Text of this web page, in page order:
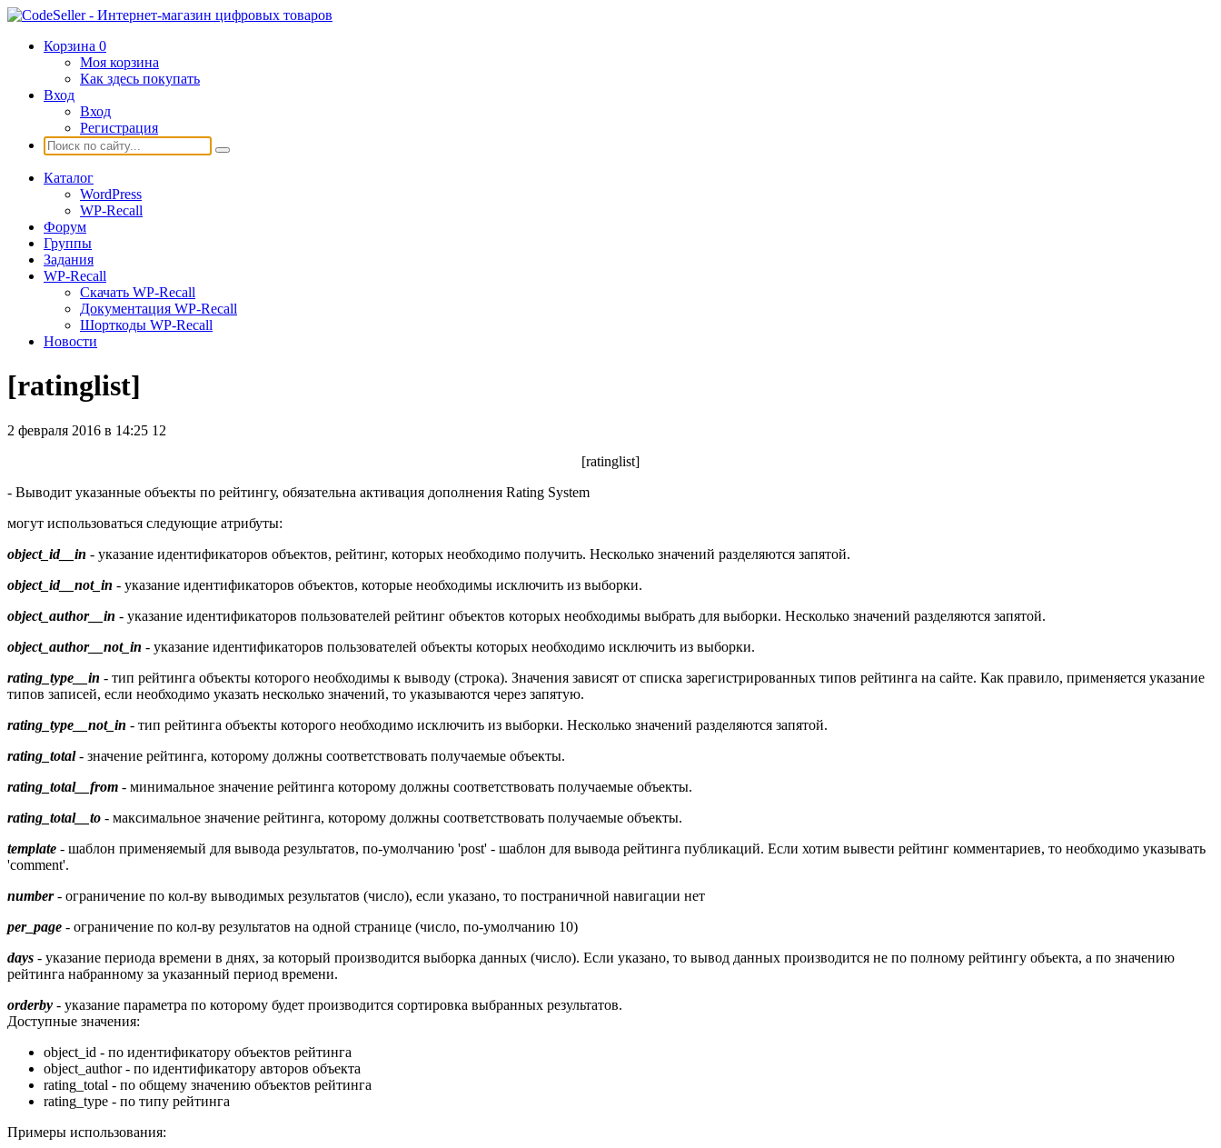
Корзина 0
Моя корзина
Как здесь покупать
Вход
Вход
Регистрация
Каталог
WordPress
WP-Recall
Форум
Группы
Задания
WP-Recall
Скачать WP-Recall
Документация WP-Recall
Шорткоды WP-Recall
Новости
[ratinglist]
2 февраля 2016 в 14:25 12
[ratinglist]
- Выводит указанные объекты по рейтингу, обязательна активация дополнения Rating System
могут использоваться следующие атрибуты:
object_id__in - указание идентификаторов объектов, рейтинг, которых необходимо получить. Несколько значений разделяются запятой.
object_id__not_in - указание идентификаторов объектов, которые необходимы исключить из выборки.
object_author__in - указание идентификаторов пользователей рейтинг объектов которых необходимы выбрать для выборки. Несколько значений разделяются запятой.
object_author__not_in - указание идентификаторов пользователей объекты которых необходимо исключить из выборки.
rating_type__in - тип рейтинга объекты которого необходимы к выводу (строка). Значения зависят от списка зарегистрированных типов рейтинга на сайте. Как правило, применяется указание
типов записей, если необходимо указать несколько значений, то указываются через запятую.
rating_type__not_in - тип рейтинга объекты которого необходимо исключить из выборки. Несколько значений разделяются запятой.
rating_total- значение рейтинга, которому должны соответствовать получаемые объекты.
rating_total__from - минимальное значение рейтинга которому должны соответствовать получаемые объекты.
rating_total__to - максимальное значение рейтинга, которому должны соответствовать получаемые объекты.
template - шаблон применяемый для вывода результатов, по-умолчанию 'post' - шаблон для вывода рейтинга публикаций. Если хотим вывести рейтинг комментариев, то необходимо указывать
'comment'.
number- ограничение по кол-ву выводимых результатов (число), если указано, то постраничной навигации нет
per_page - ограничение по кол-ву результатов на одной странице (число, по-умолчанию 10)
days - указание периода времени в днях, за который производится выборка данных (число). Если указано, то вывод данных производится не по полному рейтингу объекта, а по значению
рейтинга набранному за указанный период времени.
orderby - указание параметра по которому будет производится сортировка выбранных результатов.
Доступные значения:
object_id - по идентификатору объектов рейтинга
object_author - по идентификатору авторов объекта
rating_total - по общему значению объектов рейтинга
rating_type - по типу рейтинга
Примеры использования: